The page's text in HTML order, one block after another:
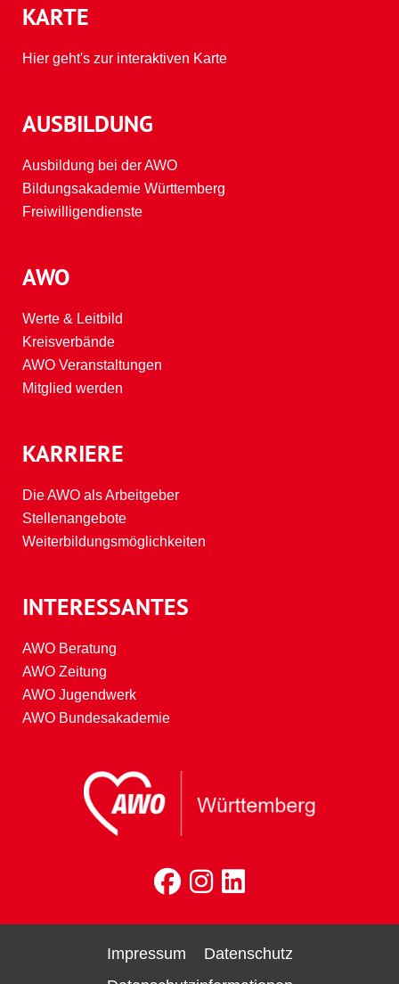
AUSBILDUNG
Ausbildung bei der AWO
Bildungsakademie Württemberg
Freiwilligendienste
AWO
Werte & Leitbild
Kreisverbände
AWO Veranstaltungen
Mitglied werden
KARRIERE
Die AWO als Arbeitgeber
Stellenangebote
Weiterbildungsmöglichkeiten
INTERESSANTES
AWO Beratung
AWO Zeitung
AWO Jugendwerk
AWO Bundesakademie
KARTE
Hier geht's zur interaktiven Karte
Impressum
Datenschutz